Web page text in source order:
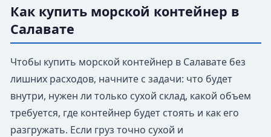
Как купить морской контейнер в
Салавате
Чтобы купить морской контейнер в Салавате без
лишних расходов, начните с задачи: что будет
внутри, нужен ли только сухой склад, какой объем
требуется, где контейнер будет стоять и как его
разгружать. Если груз точно сухой и